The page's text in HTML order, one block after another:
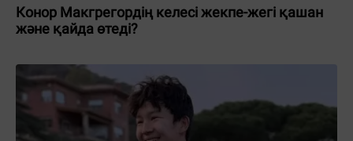
Конор Макгрегордің келесі жекпе-жегі қашан
және қайда өтеді?